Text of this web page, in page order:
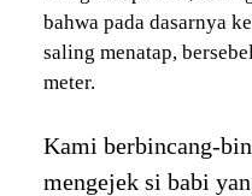
bahwa pada dasarnya
saling menatap,
meter.
Kami berbincang-
mengejek si babi